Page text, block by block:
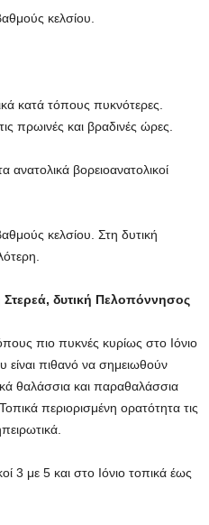
κελσίου.
κατά τόπους πυκνότερες.
πρωινές και βραδινές ώρες.
ανατολικά βορειοανατολικοί
κελσίου. Στη δυτική
Στερεά, δυτική Πελοπόννησος
πιο πυκνές κυρίως στο Ιόνιο
είναι πιθανό να σημειωθούν
θαλάσσια και παραθαλάσσια
περιορισμένη ορατότητα τις
3 με 5 και στο Ιόνιο τοπικά έως